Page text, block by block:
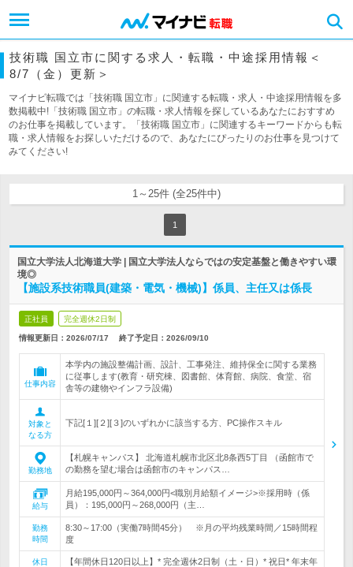
技術職 国立市に関する求人・転職・中途採用情報＜
8/7（金）更新＞
マイナビ転職では「技術職 国立市」に関連する転職・求人・中途採用情報を多
数掲載中!「技術職 国立市」の転職・求人情報を探しているあなたにおすすめ
のお仕事を掲載しています。「技術職 国立市」に関連するキーワードからも転
職・求人情報をお探しいただけるので、あなたにぴったりのお仕事を見つけて
みてください!
1～25件 (全25件中)
1
国立大学法人北海道大学 | 国立大学法人ならではの安定基盤と働きやすい環
境◎
【施設系技術職員(建築・電気・機械)】係員、主任又は係長
正社員 完全週休2日制
情報更新日：2026/07/17 終了予定日： 2026/09/10
仕事内容
本学内の施設整備計画、設計、工事発注、維持保全に関する業務
に従事します(教育・研究棟、図書館、体育館、病院、食堂、宿
舎等の建物やインフラ設備)
対象と
なる方
下記[１][２][３]のいずれかに該当する方、PC操作スキル
勤務地
【札幌キャンパス】 北海道札幌市北区北8条西5丁目 （函館市で
の勤務を望む場合は函館市のキャンパス…
給与
月給195,000円～364,000円<職別月給額イメージ>※採用時（係
員）：195,000円～268,000円（主…
勤務
時間
8:30～17:00（実働7時間45分） ※月の平均残業時間／15時間程
度
休日
【年間休日120日以上】* 完全週休2日制（土・日）* 祝日* 年末年